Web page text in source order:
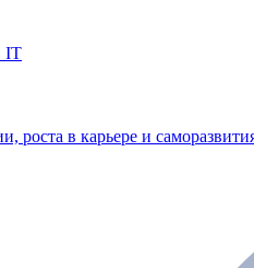
IT
роста в карьере и